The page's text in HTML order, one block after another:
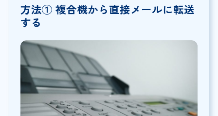
方法① 複合機から直接メールに転送
する